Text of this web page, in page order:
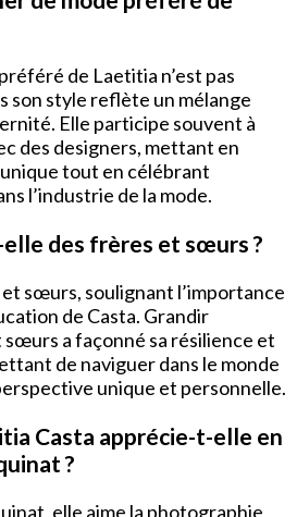
de Laetitia n’est pas
son style reflète un mélange
Elle participe souvent à
des designers, mettant en
tout en célébrant
l’industrie de la mode.
des frères et sœurs ?
sœurs, soulignant l’importance
de Casta. Grandir
a façonné sa résilience et
de naviguer dans le monde
unique et personnelle.
Casta apprécie-t-elle en
?
elle aime la photographie